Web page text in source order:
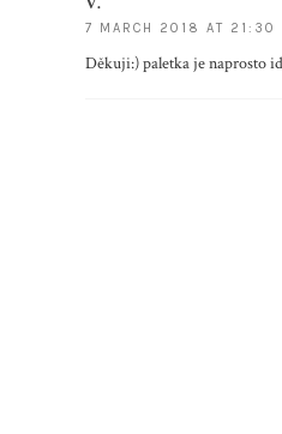
7 MARCH 2018 AT 21:30
Děkuji:) paletka je naprosto